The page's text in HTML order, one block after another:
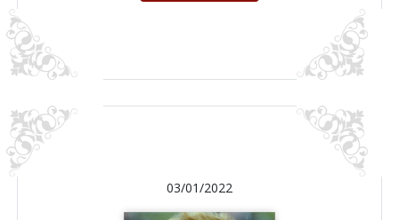
03/01/2022